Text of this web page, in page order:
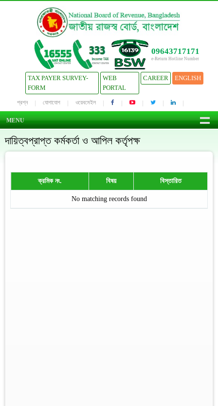
09643717171
e-Return Hotline Number
TAX PAYER SURVEY-
FORM
WEB
PORTAL
CAREER ENGLISH
প্রশ্ন যোগাযোগ ওয়েবমেইল
MENU
দায়িত্বপ্রাপ্ত কর্মকর্তা ও আপিল কর্তৃপক্ষ
ক্রমিক নং. বিষয় বিস্তারিত
No matching records found